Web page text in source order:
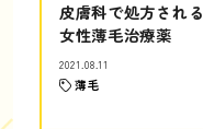
皮膚科で処方される
女性薄毛治療薬
2021.08.11
薄毛